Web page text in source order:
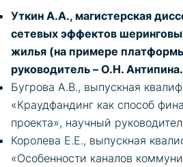
Уткин А.А., магистерская
сетевых эффектов
жилья (на примере
руководитель – О.Н. Антипина.
Бугрова А.В., выпускная
«Краудфандинг как способ
проекта», научный
Королева Е.Е., выпускная
«Особенности каналов